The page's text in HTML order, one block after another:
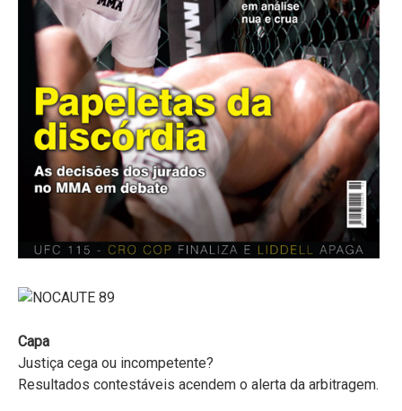
Capa
Justiça cega ou incompetente?
Resultados contestáveis acendem o alerta da arbitragem.